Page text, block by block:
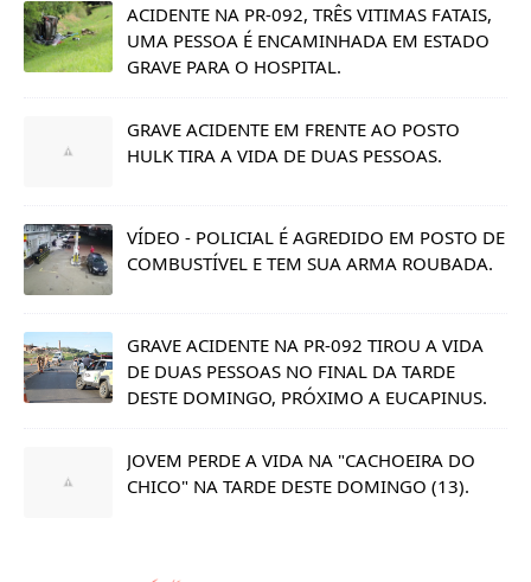
ACIDENTE NA PR-092, TRÊS VITIMAS FATAIS,
UMA PESSOA É ENCAMINHADA EM ESTADO
GRAVE PARA O HOSPITAL.
GRAVE ACIDENTE EM FRENTE AO POSTO
HULK TIRA A VIDA DE DUAS PESSOAS.
VÍDEO - POLICIAL É AGREDIDO EM POSTO DE
COMBUSTÍVEL E TEM SUA ARMA ROUBADA.
GRAVE ACIDENTE NA PR-092 TIROU A VIDA
DE DUAS PESSOAS NO FINAL DA TARDE
DESTE DOMINGO, PRÓXIMO A EUCAPINUS.
JOVEM PERDE A VIDA NA "CACHOEIRA DO
CHICO" NA TARDE DESTE DOMINGO (13).